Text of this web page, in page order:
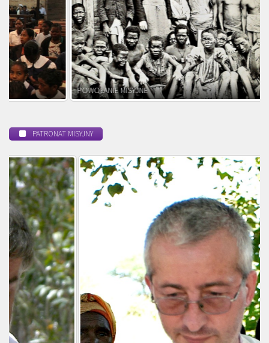
POWOŁANIE MISYJNE
PATRONAT MISYJNY